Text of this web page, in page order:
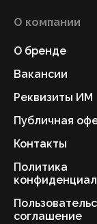
О компании
О бренде
Вакансии
Реквизиты ИМ
Публичная
Контакты
Политика
соглашение